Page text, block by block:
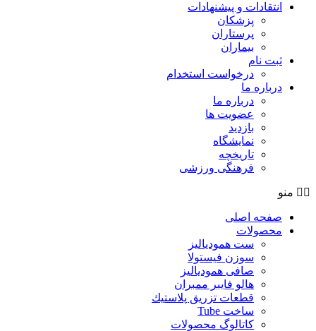
انتقادات و پيشنهادات
پزشكان
پرستاران
بيماران
ثبت نام
درخواست استخدام
درباره ما
درباره ما
عضویت ها
بازدید
نمایشگاه
تاريخچه
فرهنگی ورزشی
منو
صفحه اصلی
محصولات
ست همودیالیز
سوزن فیستولا
صافی همودیالیز
هالو فایبر ممبران
قطعات تزريق پلاستيك
ساخت Tube
کاتالوگ محصولات